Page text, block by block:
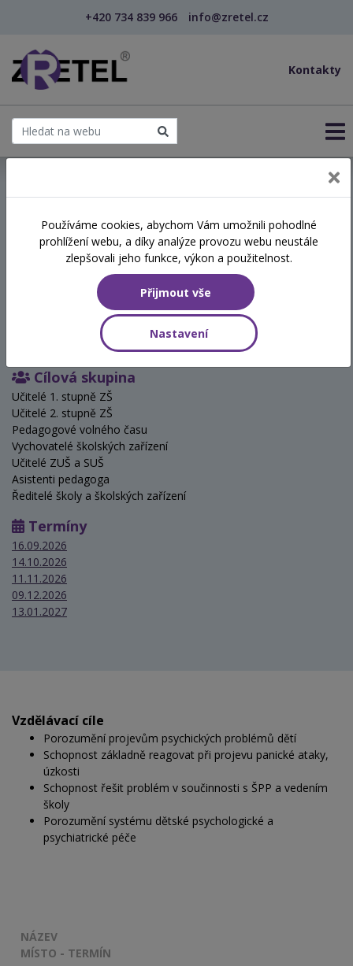
+420 734 839 966 info@zretel.cz
Kontakty
šablony
Psychické problémy dětí v
současné škole (webinář)
Hodinová dotace
8 vyučovacích hodin
Cílová skupina
Učitelé 1. stupně ZŠ
Učitelé 2. stupně ZŠ
Pedagogové volného času
Vychovatelé školských zařízení
Učitelé ZUŠ a SUŠ
Asistenti pedagoga
Ředitelé školy a školských zařízení
Termíny
16.09.2026
14.10.2026
11.11.2026
09.12.2026
13.01.2027
Vzdělávací cíle
Porozumění projevům psychických problémů dětí
Schopnost základně reagovat při projevu panické ataky,
úzkosti
Schopnost řešit problém v součinnosti s ŠPP a vedením
školy
Porozumění systému dětské psychologické a
psychiatrické péče
NÁZEV
MÍSTO - TERMÍN
Používáme cookies, abychom Vám umožnili pohodlné
prohlížení webu, a díky analýze provozu webu neustále
zlepšovali jeho funkce, výkon a použitelnost.
Přijmout vše
Nastavení